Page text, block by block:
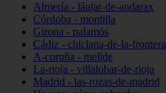
Almería - láujar-de-andarax
Córdoba - montilla
Girona - palamós
Cádiz - chiclana-de-la-frontera
A-coruña - melide
La-rioja - villalobar-de-rioja
Madrid - las-rozas-de-madrid